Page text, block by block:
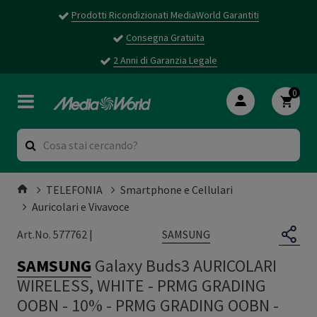
Prodotti Ricondizionati MediaWorld Garantiti
Consegna Gratuita
2 Anni di Garanzia Legale
0
TELEFONIA
Smartphone e Cellulari
Auricolari e Vivavoce
Art.No. 577762 |
SAMSUNG
SAMSUNG Galaxy Buds3 AURICOLARI
WIRELESS, WHITE - PRMG GRADING
OOBN - 10% - PRMG GRADING OOBN -